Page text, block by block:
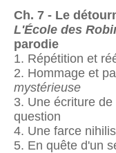
Ch. 7 - Le
L'École des
parodie
1. Répétition et
2. Hommage et
mystérieuse
3. Une écriture
question
4. Une farce
5. En quête d'un